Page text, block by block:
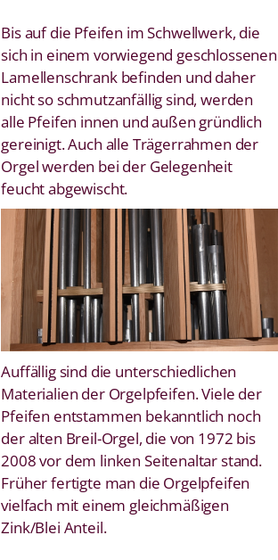
Bis auf die Pfeifen im Schwellwerk, die
sich in einem vorwiegend geschlossenen
Lamellenschrank befinden und daher
nicht so schmutzanfällig sind, werden
alle Pfeifen innen und außen gründlich
gereinigt. Auch alle Trägerrahmen der
Orgel werden bei der Gelegenheit
feucht abgewischt.
Auffällig sind die unterschiedlichen
Materialien der Orgelpfeifen. Viele der
Pfeifen entstammen bekanntlich noch
der alten Breil-Orgel, die von 1972 bis
2008 vor dem linken Seitenaltar stand.
Früher fertigte man die Orgelpfeifen
vielfach mit einem gleichmäßigen
Zink/Blei Anteil.